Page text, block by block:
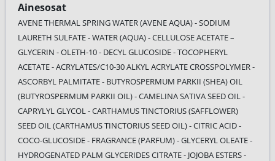
Ainesosat
AVENE THERMAL SPRING WATER (AVENE AQUA) - SODIUM
LAURETH SULFATE - WATER (AQUA) - CELLULOSE ACETATE –
GLYCERIN - OLETH-10 - DECYL GLUCOSIDE - TOCOPHERYL
ACETATE - ACRYLATES/C10-30 ALKYL ACRYLATE CROSSPOLYMER -
ASCORBYL PALMITATE - BUTYROSPERMUM PARKII (SHEA) OIL
(BUTYROSPERMUM PARKII OIL) - CAMELINA SATIVA SEED OIL -
CAPRYLYL GLYCOL - CARTHAMUS TINCTORIUS (SAFFLOWER)
SEED OIL (CARTHAMUS TINCTORIUS SEED OIL) - CITRIC ACID -
COCO-GLUCOSIDE - FRAGRANCE (PARFUM) - GLYCERYL OLEATE -
HYDROGENATED PALM GLYCERIDES CITRATE - JOJOBA ESTERS -